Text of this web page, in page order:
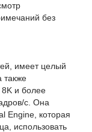
без
имеет целый
также
8K и более
с. Она
Engine, которая
использовать